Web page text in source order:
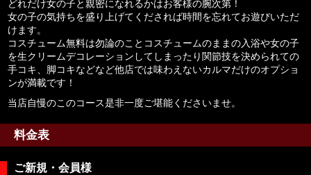
どれだけ女の子と親密になれるかはお客様の腕次第！
女の子の気持ちを盛り上げてくだされば時間を忘れてお遊びいただ
けます。
コスチューム無料は勿論のことコスチュームのままの入浴や女の子
を生クリームデコレーションしてしまったり関節技を決められての
手コキ、脚コキなどなど他店では味わえないカルマだけのオプショ
ンが満載です！
当店自慢のこのコース是非一度ご堪能くださいませ。
料金表
ご新規・会員様